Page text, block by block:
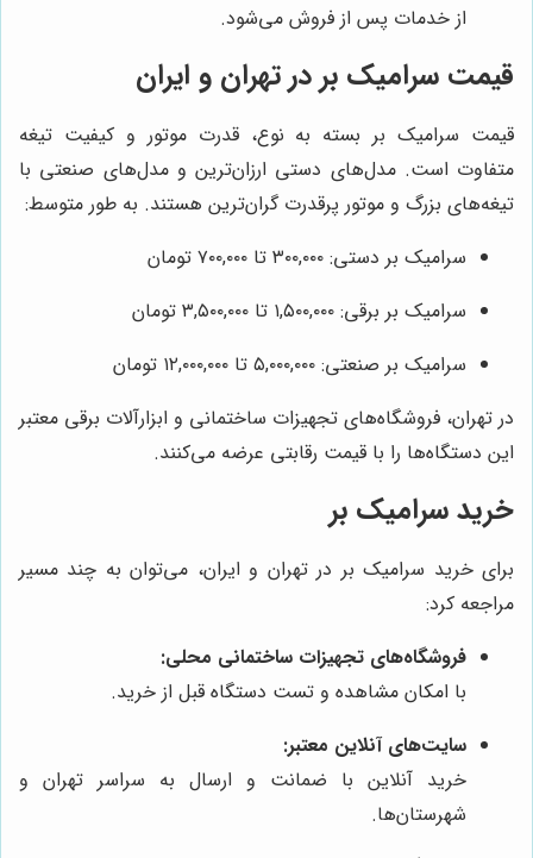
از خدمات پس از فروش می‌شود.
قیمت سرامیک بر در تهران و ایران
قیمت سرامیک بر بسته به نوع، قدرت موتور و کیفیت تیغه
متفاوت است. مدل‌های دستی ارزان‌ترین و مدل‌های صنعتی با
تیغه‌های بزرگ و موتور پرقدرت گران‌ترین هستند. به طور متوسط:
سرامیک بر دستی: ۳۰۰,۰۰۰ تا ۷۰۰,۰۰۰ تومان
سرامیک بر برقی: ۱,۵۰۰,۰۰۰ تا ۳,۵۰۰,۰۰۰ تومان
سرامیک بر صنعتی: ۵,۰۰۰,۰۰۰ تا ۱۲,۰۰۰,۰۰۰ تومان
در تهران، فروشگاه‌های تجهیزات ساختمانی و ابزارآلات برقی معتبر
این دستگاه‌ها را با قیمت رقابتی عرضه می‌کنند.
خرید سرامیک بر
برای خرید سرامیک بر در تهران و ایران، می‌توان به چند مسیر
مراجعه کرد:
فروشگاه‌های تجهیزات ساختمانی محلی:
با امکان مشاهده و تست دستگاه قبل از خرید.
سایت‌های آنلاین معتبر:
خرید آنلاین با ضمانت و ارسال به سراسر تهران و
شهرستان‌ها.